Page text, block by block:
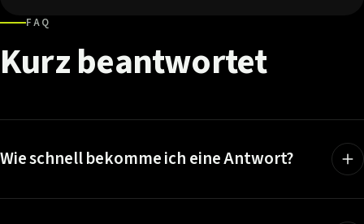
FAQ
Kurzbeantwortet
Wie schnell bekomme ich eine Antwort?